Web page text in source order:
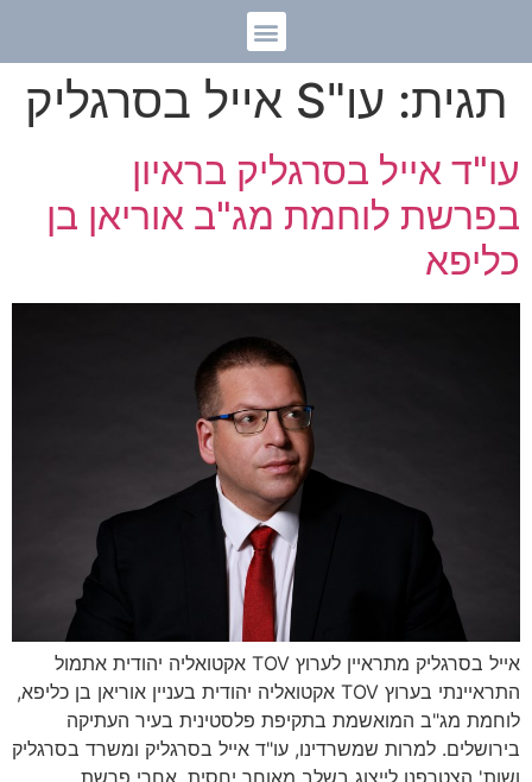
תגית: עו"S אייל בסרגליק
עו"ד אייל בסרגליק בראיון
בפרשת לוחמת מג"ב אוריאן בן
כליפא
אייל בסרגליק מתראיין לערוץ TOV אקטואליה יהודית אתמול
התראיינתי בערוץ TOV אקטואליה יהודית בעניין אוריאן בן כליפא,
לוחמת מג"ב המואשמת בתקיפת פלסטינית בעיר העתיקה
בירושלים. למרות שמשרדינו, עו"ד אייל בסרגליק ומשרד בסרגליק